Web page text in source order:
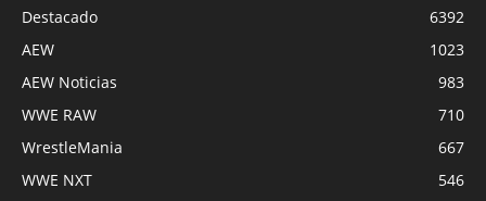
Destacado
6392
AEW
1023
AEW Noticias
983
WWE RAW
710
WrestleMania
667
WWE NXT
546